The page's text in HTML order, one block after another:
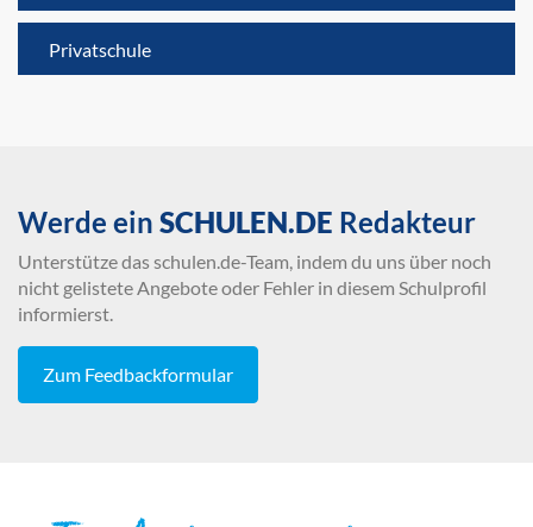
Privatschule
Werde ein SCHULEN.DE Redakteur
Unterstütze das schulen.de-Team, indem du uns über noch
nicht gelistete Angebote oder Fehler in diesem Schulprofil
informierst.
Zum Feedbackformular